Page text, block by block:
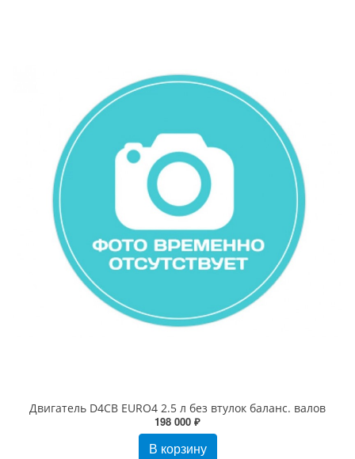
Двигатель D4CB EURO4 2.5 л без втулок баланс. валов
198 000 ₽
В корзину